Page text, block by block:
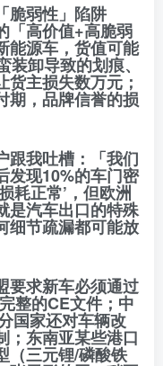
脆弱性」陷阱
「高价值+高脆弱
能源车，货值可能
卸导致的划痕、
主损失数万元；
期，品牌信誉的损
跟我吐槽：「我们
发现10%的车门密
耗正常’，但欧洲
是汽车出口的特殊
节疏漏都可能放
要求新车必须通过
整的CE文件；中
国家还对车辆改
；东南亚某些港口
（三元锂/磷酸铁